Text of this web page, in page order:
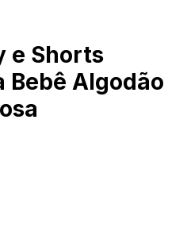
e Shorts
Bebê Algodão